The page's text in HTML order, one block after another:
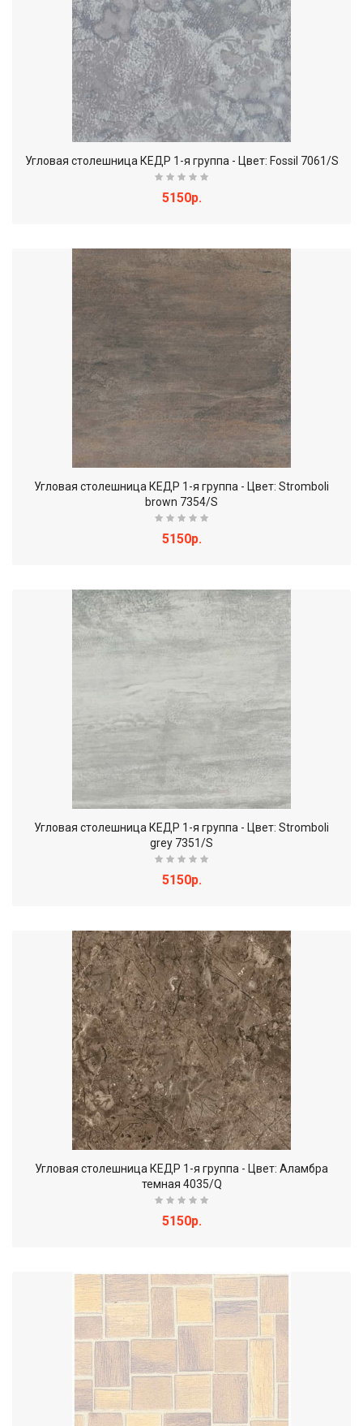
Угловая столешница КЕДР 1-я группа - Цвет: Fossil 7061/S
5150р.
Угловая столешница КЕДР 1-я группа - Цвет: Stromboli
brown 7354/S
5150р.
Угловая столешница КЕДР 1-я группа - Цвет: Stromboli
grey 7351/S
5150р.
Угловая столешница КЕДР 1-я группа - Цвет: Аламбра
темная 4035/Q
5150р.